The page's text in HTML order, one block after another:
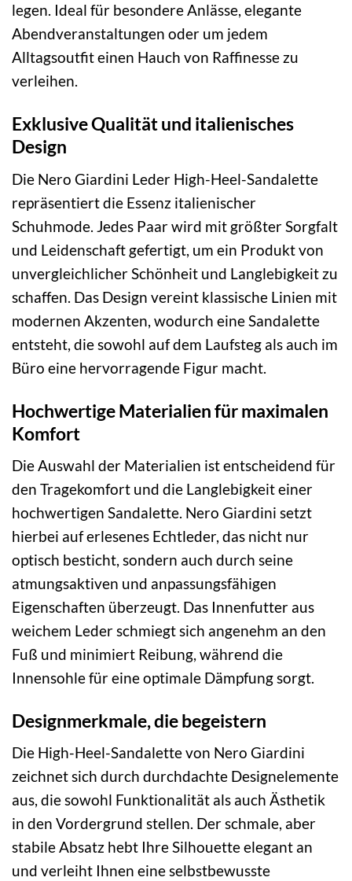
legen. Ideal für besondere Anlässe, elegante
Abendveranstaltungen oder um jedem
Alltagsoutfit einen Hauch von Raffinesse zu
verleihen.
Exklusive Qualität und italienisches
Design
Die Nero Giardini Leder High-Heel-Sandalette
repräsentiert die Essenz italienischer
Schuhmode. Jedes Paar wird mit größter Sorgfalt
und Leidenschaft gefertigt, um ein Produkt von
unvergleichlicher Schönheit und Langlebigkeit zu
schaffen. Das Design vereint klassische Linien mit
modernen Akzenten, wodurch eine Sandalette
entsteht, die sowohl auf dem Laufsteg als auch im
Büro eine hervorragende Figur macht.
Hochwertige Materialien für maximalen
Komfort
Die Auswahl der Materialien ist entscheidend für
den Tragekomfort und die Langlebigkeit einer
hochwertigen Sandalette. Nero Giardini setzt
hierbei auf erlesenes Echtleder, das nicht nur
optisch besticht, sondern auch durch seine
atmungsaktiven und anpassungsfähigen
Eigenschaften überzeugt. Das Innenfutter aus
weichem Leder schmiegt sich angenehm an den
Fuß und minimiert Reibung, während die
Innensohle für eine optimale Dämpfung sorgt.
Designmerkmale, die begeistern
Die High-Heel-Sandalette von Nero Giardini
zeichnet sich durch durchdachte Designelemente
aus, die sowohl Funktionalität als auch Ästhetik
in den Vordergrund stellen. Der schmale, aber
stabile Absatz hebt Ihre Silhouette elegant an
und verleiht Ihnen eine selbstbewusste